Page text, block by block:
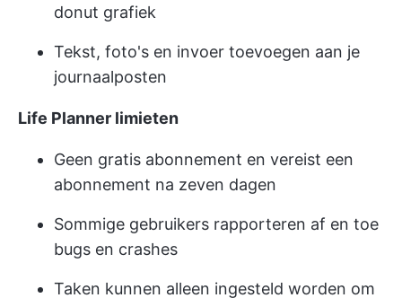
donut grafiek
Tekst, foto's en invoer toevoegen aan je
journaalposten
Life Planner limieten
Geen gratis abonnement en vereist een
abonnement na zeven dagen
Sommige gebruikers rapporteren af en toe
bugs en crashes
Taken kunnen alleen ingesteld worden om